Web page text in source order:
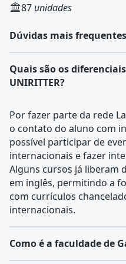
87 unidades
Dúvidas mais frequentes
Quais são os
UNIRITTER?
Por fazer parte da rede
o contato do aluno com
possível participar de
internacionais e fazer
Alguns cursos já liberam
em inglês, permitindo a
com currículos
internacionais.
Como é a faculdade de